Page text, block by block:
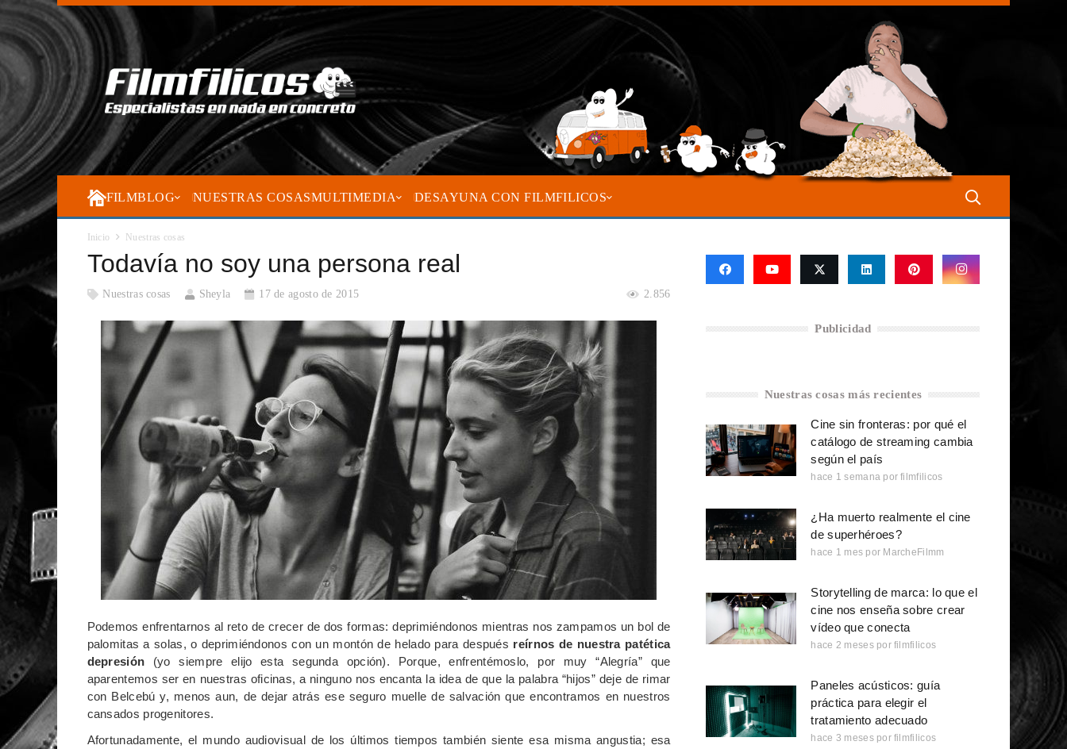
FILMBLOG NUESTRAS COSASMULTIMEDIA DESAYUNA CON FILMFILICOS
Inicio Nuestras cosas
Todavía no soy una persona real
Nuestras cosas Sheyla 17 de agosto de 2015 2.856
Podemos enfrentarnos al reto de crecer de dos formas: deprimiéndonos mientras nos zampamos un bol de
palomitas a solas, o deprimiéndonos con un montón de helado para después reírnos de nuestra patética
depresión (yo siempre elijo esta segunda opción). Porque, enfrentémoslo, por muy “Alegría” que
aparentemos ser en nuestras oficinas, a ninguno nos encanta la idea de que la palabra “hijos” deje de rimar
con Belcebú y, menos aun, de dejar atrás ese seguro muelle de salvación que encontramos en nuestros
cansados progenitores.
Afortunadamente, el mundo audiovisual de los últimos tiempos también siente esa misma angustia; esa
Publicidad
Nuestras cosas más recientes
Cine sin fronteras: por qué el
catálogo de streaming cambia
según el país
hace 1 semana por filmfilicos
¿Ha muerto realmente el cine
de superhéroes?
hace 1 mes por MarcheFilmm
Storytelling de marca: lo que el
cine nos enseña sobre crear
vídeo que conecta
hace 2 meses por filmfilicos
Paneles acústicos: guía
práctica para elegir el
tratamiento adecuado
hace 3 meses por filmfilicos